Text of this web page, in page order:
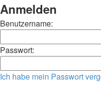
Anmelden
Benutzername:
Passwort:
Ich habe mein Passwort